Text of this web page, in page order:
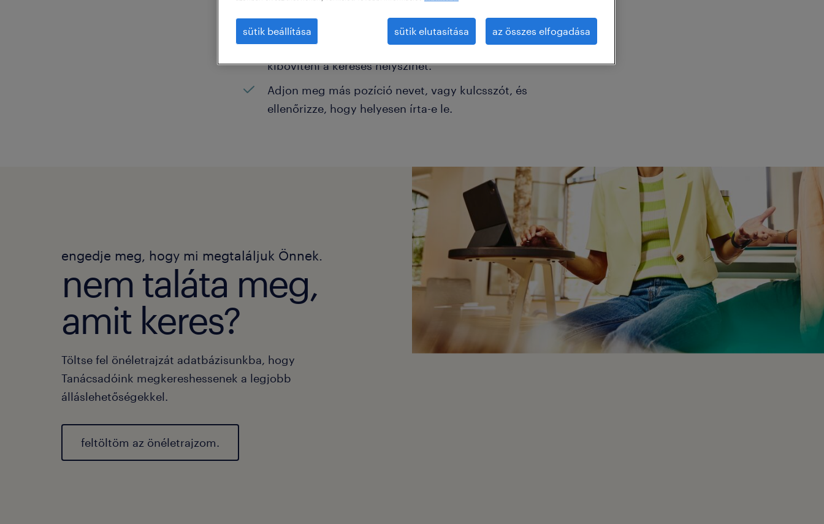
Néhány szűrőt el kell távolítani.
Konkrét helyszínen keresett pozíciókat? Próbálja meg
kibővíteni a keresés helyszínét.
Adjon meg más pozíció nevet, vagy kulcsszót, és
ellenőrizze, hogy helyesen írta-e le.
engedje meg, hogy mi megtaláljuk Önnek.
nem taláta meg,
amit keres?
Töltse fel önéletrajzát adatbázisunkba, hogy
Tanácsadóink megkereshessenek a legjobb
álláslehetőségekkel.
feltöltöm az önéletrajzom.
sütik beállítása sütik elutasítása az összes elfogadása